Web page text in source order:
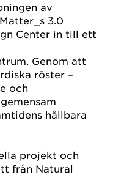
av
3.0
Center in till ett
Genom att
röster –
och
hållbara
projekt och
från Natural